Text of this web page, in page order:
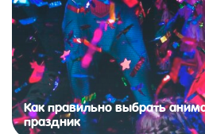
Как правильно выбрать
праздник